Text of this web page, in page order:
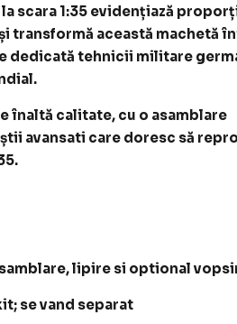
scara 1:35 evidențiază
transformă această machetă
dedicată tehnicii militare
înaltă calitate, cu o asamblare
avansati care doresc să
lipire si optional
se vand separat